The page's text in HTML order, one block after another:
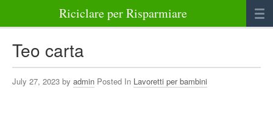
Riciclare per Risparmiare
Bellezza Benessere e Salute
Teo carta
July 27, 2023 by admin Posted In Lavoretti per bambini